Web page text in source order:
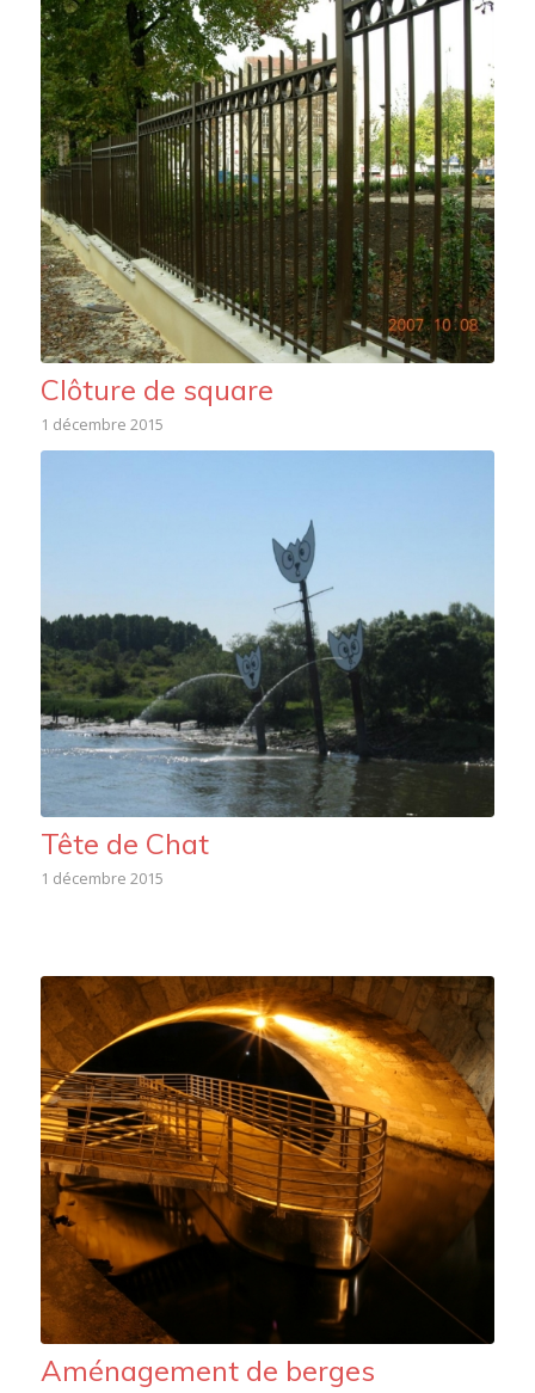
Clôture de square
1 décembre 2015
Tête de Chat
1 décembre 2015
Aménagement de berges